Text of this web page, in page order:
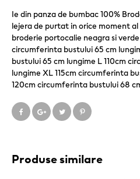
Ie din panza de bumbac 100%
lejera de purtat in orice moment
broderie portocalie neagra si
circumferinta bustului 65 cm
bustului 65 cm lungime L 110cm
lungime XL 115cm circumferinta
120cm circumferinta bustului 68
Produse similare